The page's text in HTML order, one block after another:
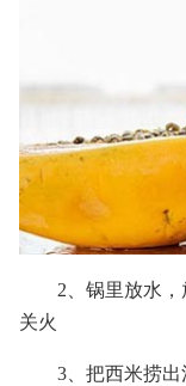
2、锅里放水
关火
3、把西米捞